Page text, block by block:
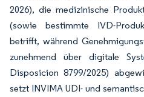
2026), die medizinische
(sowie bestimmte IVD-
betrifft, während
zunehmend über digitale
Disposicion 8799/2025)
setzt INVIMA UDI- und